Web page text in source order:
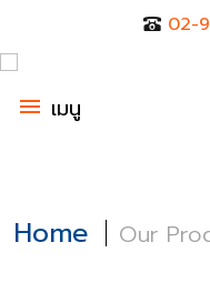
02-
menu เมนู
Home Our